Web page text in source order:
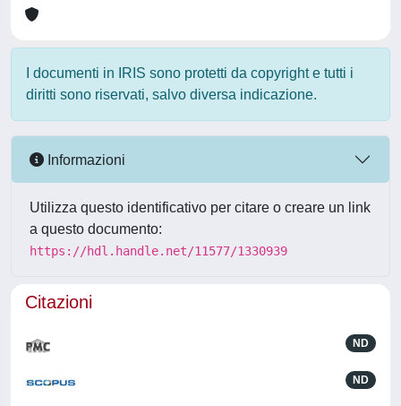
I documenti in IRIS sono protetti da copyright e tutti i
diritti sono riservati, salvo diversa indicazione.
Informazioni
Utilizza questo identificativo per citare o creare un link
a questo documento:
https://hdl.handle.net/11577/1330939
Citazioni
ND
ND